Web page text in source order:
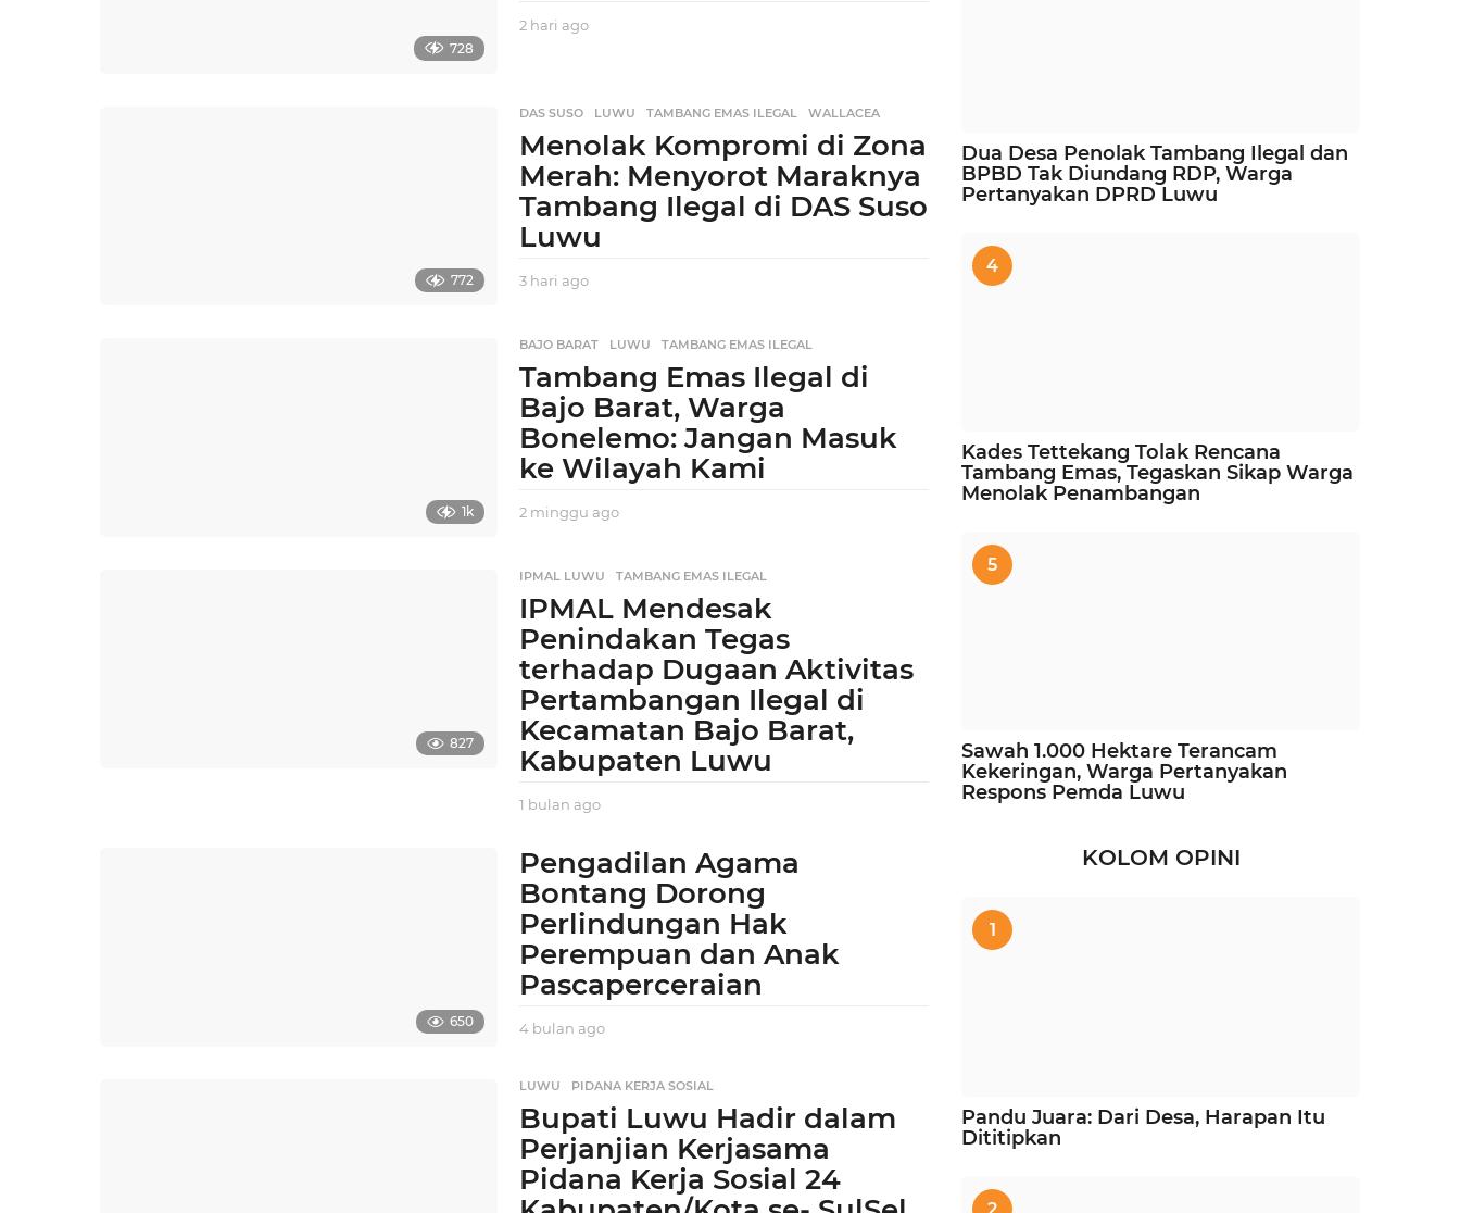
728
2 hari ago
g
o
772
DAS SUSO ,LUWU ,TAMBANG EMAS ILEGAL ,WALLACEA
Menolak Kompromi di Zona
Merah: Menyorot Maraknya
Tambang Ilegal di DAS Suso
Luwu
3 hari ago
r
a
g
1k
BAJO BARAT ,LUWU ,TAMBANG EMAS ILEGAL
Tambang Emas Ilegal di
Bajo Barat, Warga
Bonelemo: Jangan Masuk
ke Wilayah Kami
2 minggu ago
n
g
u
g
o
827
IPMAL LUWU ,TAMBANG EMAS ILEGAL
IPMAL Mendesak
Penindakan Tegas
terhadap Dugaan Aktivitas
Pertambangan Ilegal di
Kecamatan Bajo Barat,
Kabupaten Luwu
1 bulan ago
l
a
n
a
g
o
650
Pengadilan Agama
Bontang Dorong
Perlindungan Hak
Perempuan dan Anak
Pascaperceraian
4 bulan ago
l
a
n
a
g
o
LUWU ,PIDANA KERJA SOSIAL
Bupati Luwu Hadir dalam
Perjanjian Kerjasama
Pidana Kerja Sosial 24
Dua Desa Penolak Tambang Ilegal dan
BPBD Tak Diundang RDP, Warga
Pertanyakan DPRD Luwu
4
Kades Tettekang Tolak Rencana
Tambang Emas, Tegaskan Sikap Warga
Menolak Penambangan
5
Sawah 1.000 Hektare Terancam
Kekeringan, Warga Pertanyakan
Respons Pemda Luwu
KOLOM OPINI
1
Pandu Juara: Dari Desa, Harapan Itu
Dititipkan
2